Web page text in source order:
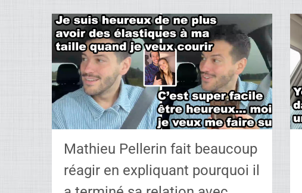
Mathieu Pellerin fait beaucoup
réagir en expliquant pourquoi il